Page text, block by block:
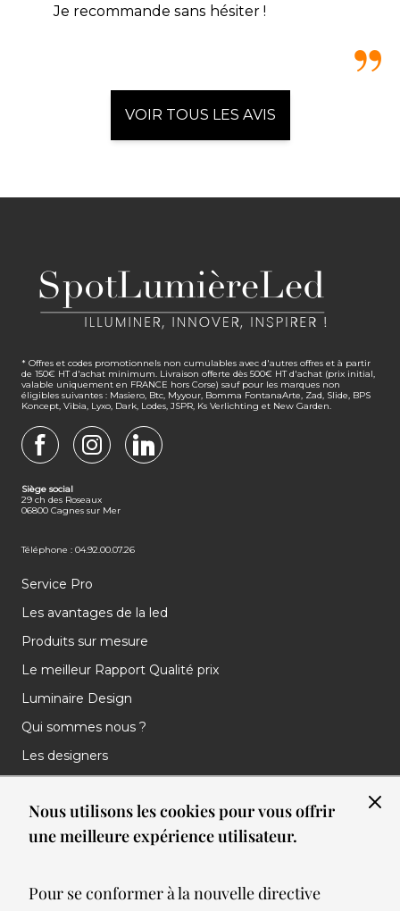
Nous utilisons les cookies pour vous offrir
une meilleure expérience utilisateur.
Pour se conformer à la nouvelle directive
Je recommande sans hésiter !
VOIR TOUS LES AVIS
* Offres et codes promotionnels non cumulables avec d'autres offres et à partir
de 150€ HT d'achat minimum. Livraison offerte dès 500€ HT d'achat (prix initial,
valable uniquement en FRANCE hors Corse) sauf pour les marques non
éligibles suivantes : Masiero, Btc, Myyour, Bomma FontanaArte, Zad, Slide, BPS
Koncept, Vibia, Lyxo, Dark, Lodes, JSPR, Ks Verlichting et New Garden.
Siège social
29 ch des Roseaux
06800 Cagnes sur Mer
Téléphone : 04.92.00.07.26
Service Pro
Les avantages de la led
Produits sur mesure
Le meilleur Rapport Qualité prix
Luminaire Design
Qui sommes nous ?
Les designers
Nos réalisations
Nos Clients
Meilleures ventes